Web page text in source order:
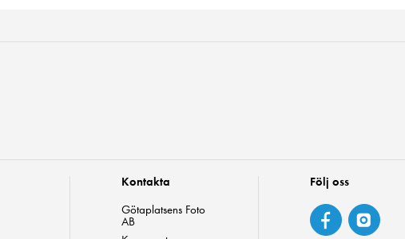
Kontakta
Götaplatsens Foto
AB
Följ oss